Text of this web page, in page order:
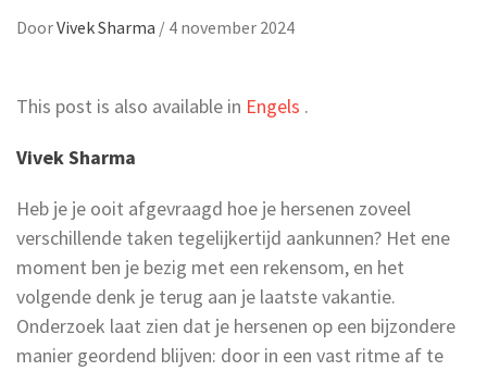
DoorVivek Sharma / 4 november 2024
This post is also available in Engels .
Vivek Sharma
Heb je je ooit afgevraagd hoe je hersenen zoveel
verschillende taken tegelijkertijd aankunnen? Het ene
moment ben je bezig met een rekensom, en het
volgende denk je terug aan je laatste vakantie.
Onderzoek laat zien dat je hersenen op een bijzondere
manier geordend blijven: door in een vast ritme af te